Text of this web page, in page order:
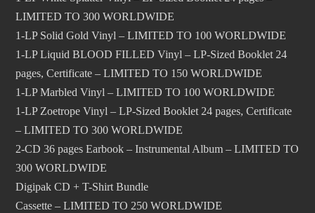
LIMITED TO 300 WORLDWIDE
1-LP Solid Gold Vinyl – LIMITED TO 100 WORLDWIDE
1-LP Liquid BLOOD FILLED Vinyl – LP-Sized Booklet 24
pages, Certificate – LIMITED TO 150 WORLDWIDE
1-LP Marbled Vinyl – LIMITED TO 100 WORLDWIDE
1-LP Zoetrope Vinyl – LP-Sized Booklet 24 pages, Certificate
– LIMITED TO 300 WORLDWIDE
2-CD 36 pages Earbook – Instrumental Album – LIMITED TO
300 WORLDWIDE
Digipak CD + T-Shirt Bundle
Cassette – LIMITED TO 250 WORLDWIDE